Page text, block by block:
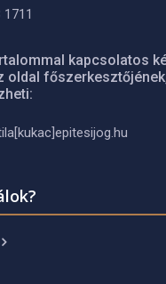
kapcsolatos
oldal